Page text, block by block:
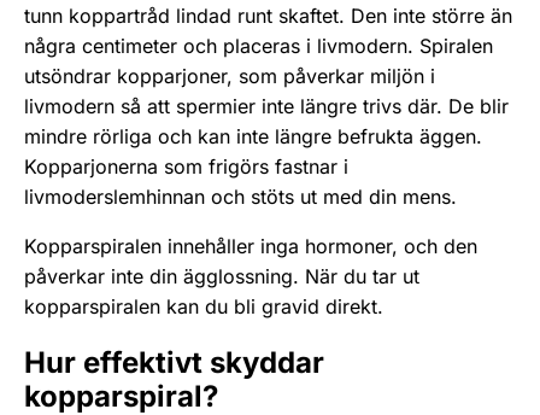
tunn koppartråd lindad runt skaftet. Den inte större än
några centimeter och placeras i livmodern. Spiralen
utsöndrar kopparjoner, som påverkar miljön i
livmodern så att spermier inte längre trivs där. De blir
mindre rörliga och kan inte längre befrukta äggen.
Kopparjonerna som frigörs fastnar i
livmoderslemhinnan och stöts ut med din mens.
Kopparspiralen innehåller inga hormoner, och den
påverkar inte din ägglossning. När du tar ut
kopparspiralen kan du bli gravid direkt.
Hur effektivt skyddar
kopparspiral?